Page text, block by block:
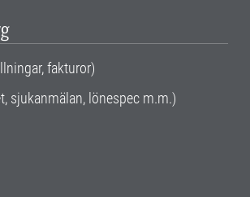
fakturor)
sjukanmälan, lönespec m.m.)